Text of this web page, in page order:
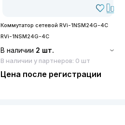
Коммутатор сетевой RVi-1NSM24G-4C
RVi-1NSM24G-4C
В наличии 2 шт.
В наличии у партнеров: 0 шт
Цена после регистрации